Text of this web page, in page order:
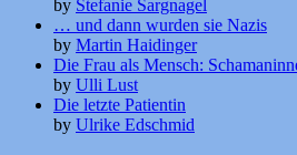
by Stefanie Sargnagel
… und dann wurden sie Nazis
by Martin Haidinger
Die Frau als Mensch:
by Ulli Lust
Die letzte Patientin
by Ulrike Edschmid